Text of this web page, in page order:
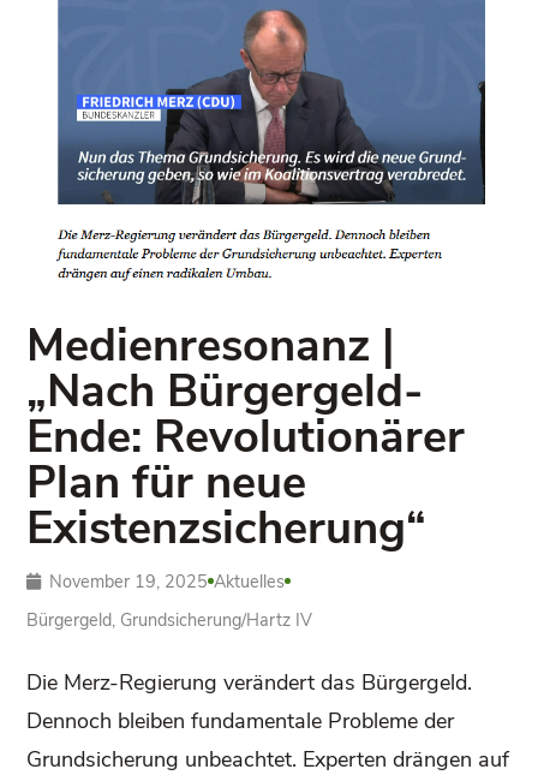
Medienresonanz |
„Nach Bürgergeld-
Ende: Revolutionärer
Plan für neue
Existenzsicherung“
November 19, 2025 Aktuelles
Bürgergeld, Grundsicherung/­Hartz IV
Die Merz-Regierung verändert das Bürgergeld.
Dennoch bleiben fundamentale Probleme der
Grundsicherung unbeachtet. Experten drängen auf